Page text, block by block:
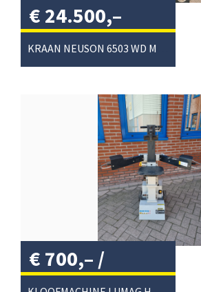
€ 24.500,–
excl. btw/
€ 700,– /